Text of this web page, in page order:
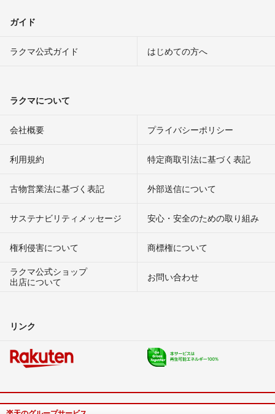
ガイド
ラクマ公式ガイド はじめての方へ
ラクマについて
会社概要 プライバシーポリシー
利用規約 特定商取引法に基づく表記
古物営業法に基づく表記 外部送信について
サステナビリティメッセージ 安心・安全のための取り組み
権利侵害について
商標権について
ラクマ公式ショップ
出店について
お問い合わせ
リンク